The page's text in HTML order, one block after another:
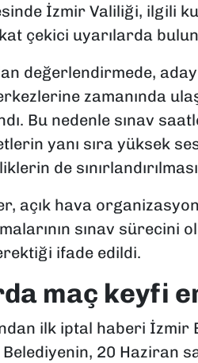
İzmir Valiliği, ilgili
çekici uyarılarda
değerlendirmede,
zamanında
Bu nedenle sınav
yanı sıra yüksek
de
açık hava
sınav sürecini
ifade edildi.
maç keyfi
ilk iptal haberi İzmir
20 Haziran